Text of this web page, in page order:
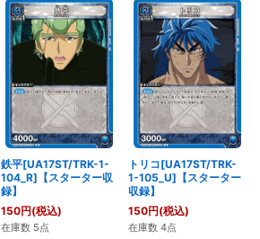
鉄平[UA17ST/TRK-1-
104_R]【スターター収
録】
150円(税込)
在庫数 5点
トリコ[UA17ST/TRK-
1-105_U]【スターター
収録】
150円(税込)
在庫数 4点